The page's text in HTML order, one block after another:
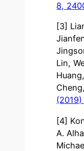
8,
[3]
Lin,
Cheng,
[4]
A.